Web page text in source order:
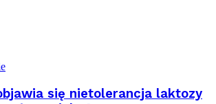
się nietolerancja laktozy